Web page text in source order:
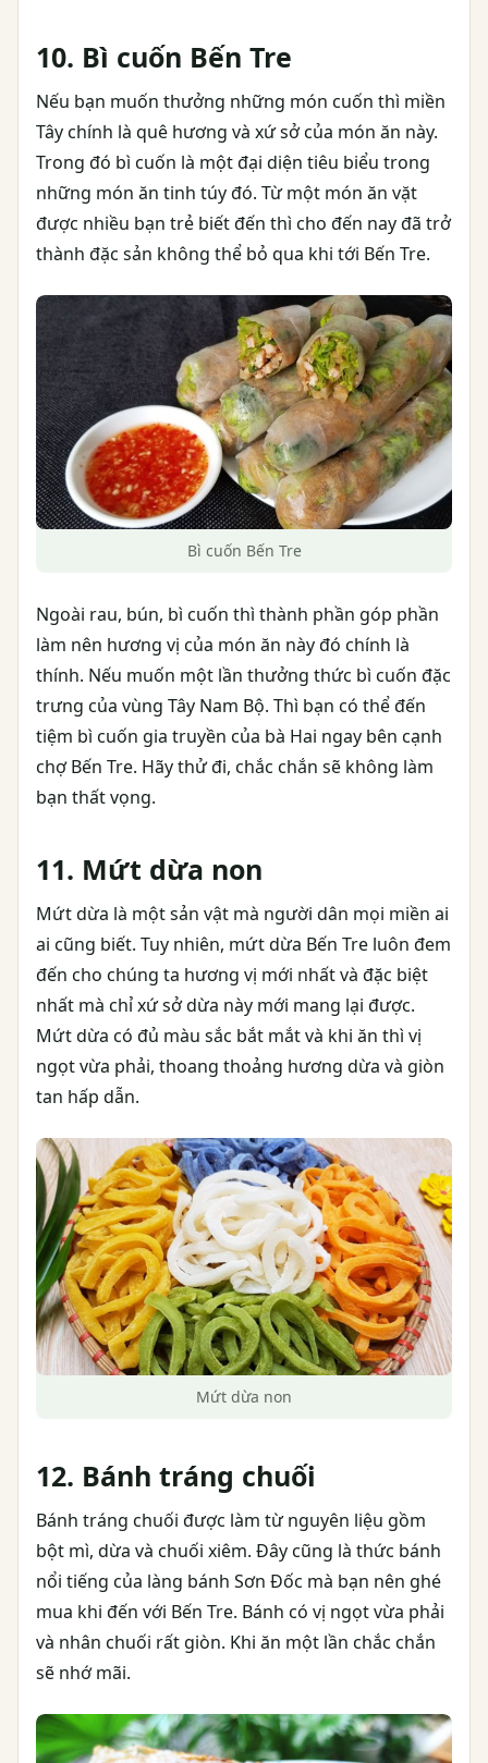
10. Bì cuốn Bến Tre
Nếu bạn muốn thưởng những món cuốn thì miền
Tây chính là quê hương và xứ sở của món ăn này.
Trong đó bì cuốn là một đại diện tiêu biểu trong
những món ăn tinh túy đó. Từ một món ăn vặt
được nhiều bạn trẻ biết đến thì cho đến nay đã trở
thành đặc sản không thể bỏ qua khi tới Bến Tre.
Bì cuốn Bến Tre
Ngoài rau, bún, bì cuốn thì thành phần góp phần
làm nên hương vị của món ăn này đó chính là
thính. Nếu muốn một lần thưởng thức bì cuốn đặc
trưng của vùng Tây Nam Bộ. Thì bạn có thể đến
tiệm bì cuốn gia truyền của bà Hai ngay bên cạnh
chợ Bến Tre. Hãy thử đi, chắc chắn sẽ không làm
bạn thất vọng.
11. Mứt dừa non
Mứt dừa là một sản vật mà người dân mọi miền ai
ai cũng biết. Tuy nhiên, mứt dừa Bến Tre luôn đem
đến cho chúng ta hương vị mới nhất và đặc biệt
nhất mà chỉ xứ sở dừa này mới mang lại được.
Mứt dừa có đủ màu sắc bắt mắt và khi ăn thì vị
ngọt vừa phải, thoang thoảng hương dừa và giòn
tan hấp dẫn.
Mứt dừa non
12. Bánh tráng chuối
Bánh tráng chuối được làm từ nguyên liệu gồm
bột mì, dừa và chuối xiêm. Đây cũng là thức bánh
nổi tiếng của làng bánh Sơn Đốc mà bạn nên ghé
mua khi đến với Bến Tre. Bánh có vị ngọt vừa phải
và nhân chuối rất giòn. Khi ăn một lần chắc chắn
sẽ nhớ mãi.